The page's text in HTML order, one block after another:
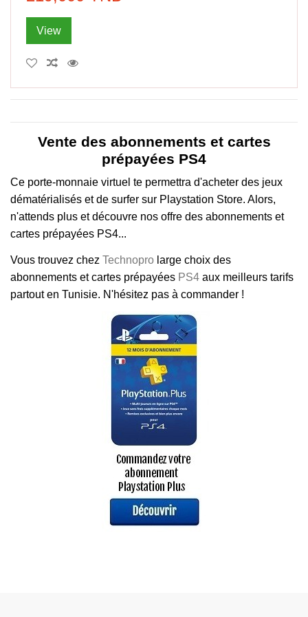
View
Vente des abonnements et cartes
prépayées PS4
Ce porte-monnaie virtuel te permettra d'acheter des jeux
dématérialisés et de surfer sur Playstation Store. Alors,
n'attends plus et découvre nos offre des abonnements et
cartes prépayées PS4...
Vous trouvez chez Technopro large choix des
abonnements et cartes prépayées PS4 aux meilleurs tarifs
partout en Tunisie. N'hésitez pas à commander !